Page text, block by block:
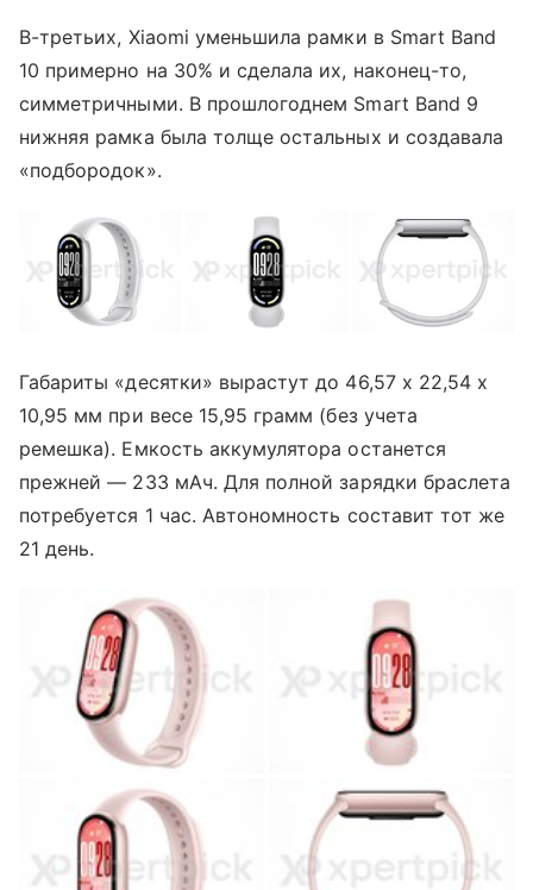
В-третьих, Xiaomi уменьшила рамки в Smart Band
10 примерно на 30% и сделала их, наконец-то,
симметричными. В прошлогоднем Smart Band 9
нижняя рамка была толще остальных и создавала
«подбородок».
Габариты «десятки» вырастут до 46,57 x 22,54 x
10,95 мм при весе 15,95 грамм (без учета
ремешка). Емкость аккумулятора останется
прежней — 233 мАч. Для полной зарядки браслета
потребуется 1 час. Автономность составит тот же
21 день.